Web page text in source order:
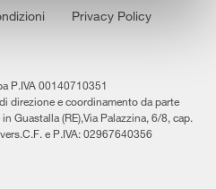
Privacy Policy
P.IVA 00140710351
direzione e coordinamento da parte
Guastalla (RE),Via Palazzina, 6/8, cap.
e P.IVA: 02967640356